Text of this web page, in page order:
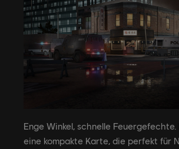
Enge Winkel, schnelle
eine kompakte Karte, die perfekt für